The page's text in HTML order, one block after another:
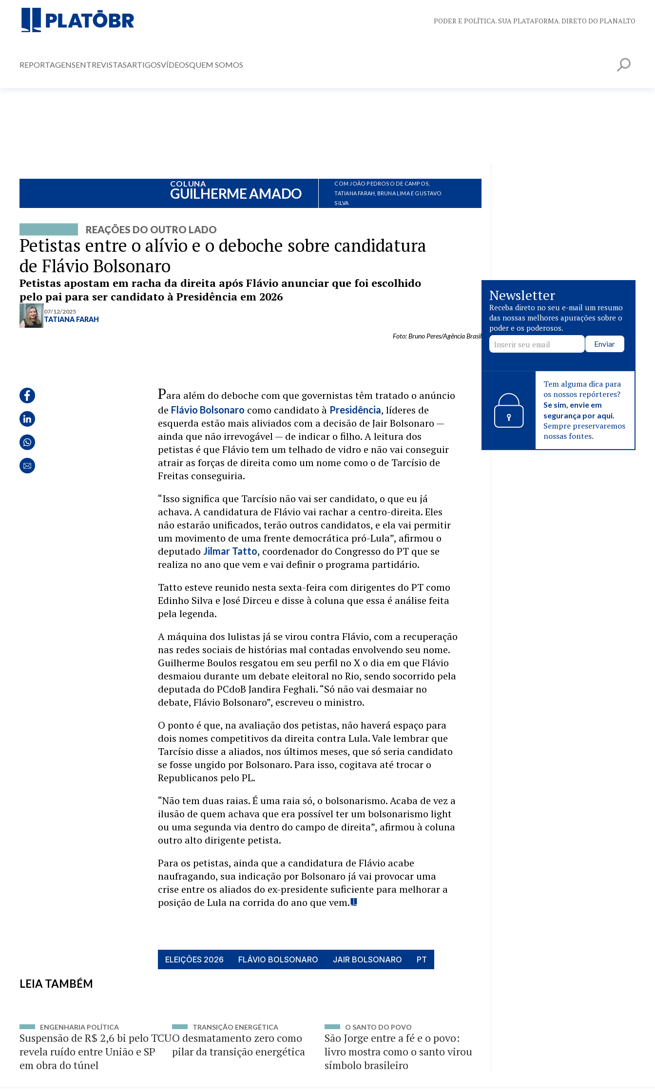
PODER E POLÍTICA. SUA PLATAFORMA. DIRETO DO PLANALTO
REPORTAGENSENTREVISTASARTIGOSVÍDEOSQUEM SOMOS
COLUNA
GUILHERME AMADO
COM JOÃO PEDROSO DE CAMPOS,
TATIANA FARAH, BRUNA LIMA E GUSTAVO
SILVA
REAÇÕES DO OUTRO LADO
Petistas entre o alívio e o deboche sobre candidatura
de Flávio Bolsonaro
Petistas apostam em racha da direita após Flávio anunciar que foi escolhido
pelo pai para ser candidato à Presidência em 2026
07/12/2025
TATIANA FARAH
Foto: Bruno Peres/Agência Brasil
Para além do deboche com que governistas têm tratado o anúncio
de Flávio Bolsonaro como candidato à Presidência, líderes de
esquerda estão mais aliviados com a decisão de Jair Bolsonaro —
ainda que não irrevogável — de indicar o filho. A leitura dos
petistas é que Flávio tem um telhado de vidro e não vai conseguir
atrair as forças de direita como um nome como o de Tarcísio de
Freitas conseguiria.
“Isso significa que Tarcísio não vai ser candidato, o que eu já
achava. A candidatura de Flávio vai rachar a centro-direita. Eles
não estarão unificados, terão outros candidatos, e ela vai permitir
um movimento de uma frente democrática pró-Lula”, afirmou o
deputadoJilmar Tatto, coordenador do Congresso do PT que se
realiza no ano que vem e vai definir o programa partidário.
Tatto esteve reunido nesta sexta-feira com dirigentes do PT como
Edinho Silva e José Dirceu e disse à coluna que essa é análise feita
pela legenda.
A máquina dos lulistas já se virou contra Flávio, com a recuperação
nas redes sociais de histórias mal contadas envolvendo seu nome.
Guilherme Boulos resgatou em seu perfil no X o dia em que Flávio
desmaiou durante um debate eleitoral no Rio, sendo socorrido pela
deputada do PCdoB Jandira Feghali. “Só não vai desmaiar no
debate, Flávio Bolsonaro”, escreveu o ministro.
O ponto é que, na avaliação dos petistas, não haverá espaço para
dois nomes competitivos da direita contra Lula. Vale lembrar que
Tarcísio disse a aliados, nos últimos meses, que só seria candidato
se fosse ungido por Bolsonaro. Para isso, cogitava até trocar o
Republicanos pelo PL.
“Não tem duas raias. É uma raia só, o bolsonarismo. Acaba de vez a
ilusão de quem achava que era possível ter um bolsonarismo light
ou uma segunda via dentro do campo de direita”, afirmou à coluna
outro alto dirigente petista.
Para os petistas, ainda que a candidatura de Flávio acabe
naufragando, sua indicação por Bolsonaro já vai provocar uma
crise entre os aliados do ex-presidente suficiente para melhorar a
posição de Lula na corrida do ano que vem.
ELEIÇÕES 2026 FLÁVIO BOLSONARO JAIR BOLSONARO PT
LEIA TAMBÉM
ENGENHARIA POLÍTICA
Suspensão de R$ 2,6 bi pelo TCU
revela ruído entre União e SP
em obra do túnel
TRANSIÇÃO ENERGÉTICA
O desmatamento zero como
pilar da transição energética
O SANTO DO POVO
São Jorge entre a fé e o povo:
livro mostra como o santo virou
símbolo brasileiro
Newsletter
Receba direto no seu e-mail um resumo
das nossas melhores apurações sobre o
poder e os poderosos.
Enviar
Tem alguma dica para
os nossos repórteres?
Se sim, envie em
segurança por aqui.
Sempre preservaremos
nossas fontes.